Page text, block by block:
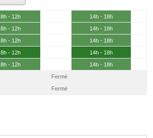
8h - 12h
14h - 18h
8h - 12h
14h - 18h
8h - 12h
14h - 18h
8h - 12h
14h - 18h
8h - 12h
14h - 18h
Fermé
Fermé